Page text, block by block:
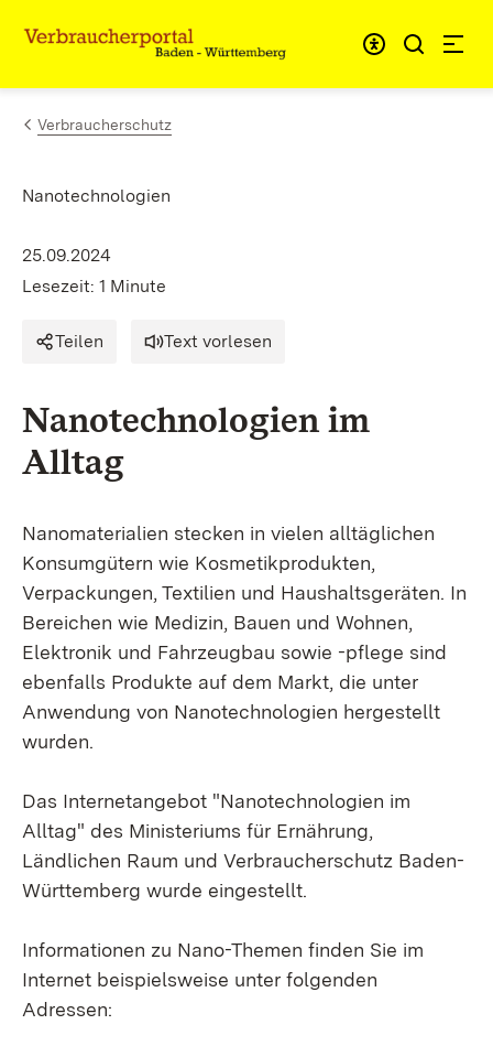
Zum Inhalt springen
Link zur Startseite
Verbraucherschutz
Nanotechnologien
25.09.2024
Lesezeit: 1 Minute
Teilen Text vorlesen
Nanotechnologien im
Alltag
Nanomaterialien stecken in vielen alltäglichen
Konsumgütern wie Kosmetikprodukten,
Verpackungen, Textilien und Haushaltsgeräten. In
Bereichen wie Medizin, Bauen und Wohnen,
Elektronik und Fahrzeugbau sowie -pflege sind
ebenfalls Produkte auf dem Markt, die unter
Anwendung von Nanotechnologien hergestellt
wurden.
Das Internetangebot "Nanotechnologien im
Alltag" des Ministeriums für Ernährung,
Ländlichen Raum und Verbraucherschutz Baden-
Württemberg wurde eingestellt.
Informationen zu Nano-Themen finden Sie im
Internet beispielsweise unter folgenden
Adressen: